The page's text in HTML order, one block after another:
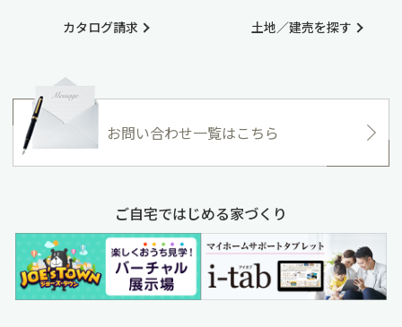
カタログ請求 土地／建売を探す
お問い合わせ一覧はこちら
ご自宅ではじめる家づくり